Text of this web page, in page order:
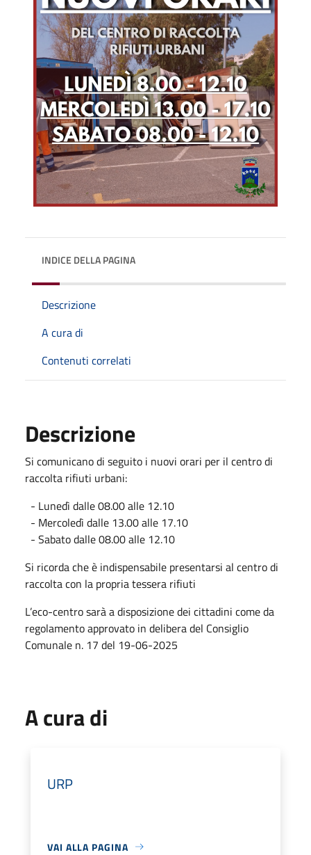
INDICE DELLA PAGINA
Descrizione
A cura di
Contenuti correlati
Descrizione
Si comunicano di seguito i nuovi orari per il centro di
raccolta rifiuti urbani:
- Lunedì dalle 08.00 alle 12.10
- Mercoledì dalle 13.00 alle 17.10
- Sabato dalle 08.00 alle 12.10
Si ricorda che è indispensabile presentarsi al centro di
raccolta con la propria tessera rifiuti
L’eco-centro sarà a disposizione dei cittadini come da
regolamento approvato in delibera del Consiglio
Comunale n. 17 del 19-06-2025
A cura di
URP
VAI ALLA PAGINA